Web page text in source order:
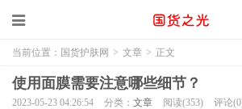
当前位置： 国货护肤网 > 文章 > 正文
使用面膜需要注意哪些细节？
2023-05-23 04:26:54 分类： 文章 阅读(353) 评论